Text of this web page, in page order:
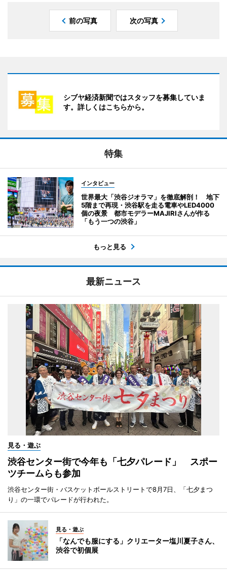
前の写真 次の写真
シブヤ経済新聞ではスタッフを募集していま
す。詳しくはこちらから。
特集
インタビュー
世界最大「渋谷ジオラマ」を徹底解剖！ 地下
5階まで再現・渋谷駅を走る電車やLED4000
個の夜景 都市モデラーMAJIRIさんが作る
「もう一つの渋谷」
もっと見る
最新ニュース
見る・遊ぶ
渋谷センター街で今年も「七夕パレード」 スポー
ツチームらも参加
渋谷センター街・バスケットボールストリートで8月7日、「七夕まつ
り」の一環でパレードが行われた。
見る・遊ぶ
「なんでも服にする」クリエーター塩川夏子さん、
渋谷で初個展